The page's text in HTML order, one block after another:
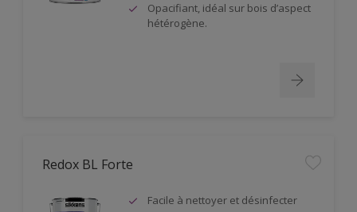
Opacifiant, idéal sur bois d’aspect
hétérogène.
Redox BL Forte
Facile à nettoyer et désinfecter